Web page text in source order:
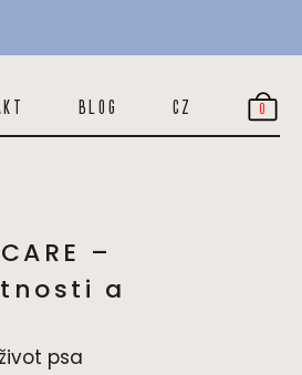
BLOG CZ 0
–
a
psa